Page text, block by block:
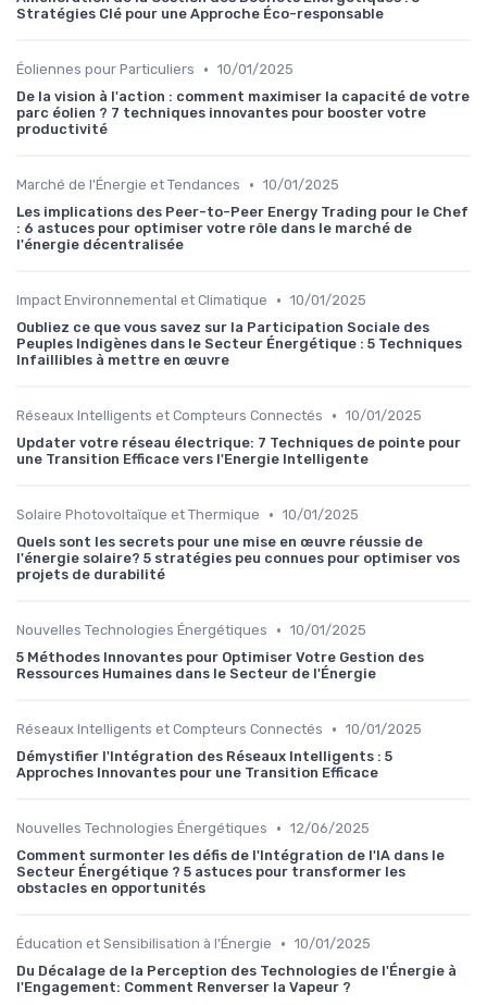
Stratégies Clé pour une Approche Éco-responsable
Éoliennes pour Particuliers • 10/01/2025
De la vision à l'action : comment maximiser la capacité de votre
parc éolien ? 7 techniques innovantes pour booster votre
productivité
Marché de l'Énergie et Tendances • 10/01/2025
Les implications des Peer-to-Peer Energy Trading pour le Chef
: 6 astuces pour optimiser votre rôle dans le marché de
l'énergie décentralisée
Impact Environnemental et Climatique • 10/01/2025
Oubliez ce que vous savez sur la Participation Sociale des
Peuples Indigènes dans le Secteur Énergétique : 5 Techniques
Infaillibles à mettre en œuvre
Réseaux Intelligents et Compteurs Connectés • 10/01/2025
Updater votre réseau électrique: 7 Techniques de pointe pour
une Transition Efficace vers l'Energie Intelligente
Solaire Photovoltaïque et Thermique • 10/01/2025
Quels sont les secrets pour une mise en œuvre réussie de
l'énergie solaire? 5 stratégies peu connues pour optimiser vos
projets de durabilité
Nouvelles Technologies Énergétiques • 10/01/2025
5 Méthodes Innovantes pour Optimiser Votre Gestion des
Ressources Humaines dans le Secteur de l'Énergie
Réseaux Intelligents et Compteurs Connectés • 10/01/2025
Démystifier l'Intégration des Réseaux Intelligents : 5
Approches Innovantes pour une Transition Efficace
Nouvelles Technologies Énergétiques • 12/06/2025
Comment surmonter les défis de l'Intégration de l'IA dans le
Secteur Énergétique ? 5 astuces pour transformer les
obstacles en opportunités
Éducation et Sensibilisation à l'Énergie • 10/01/2025
Du Décalage de la Perception des Technologies de l'Énergie à
l'Engagement: Comment Renverser la Vapeur ?